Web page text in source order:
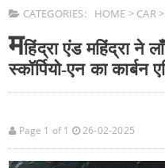
CATEGORIES: HOME > CAR>
महिंद्रा एंड महिंद्रा ने
स्कॉर्पियो-एन का कार्बन
Page 1 of 1 26-02-2025